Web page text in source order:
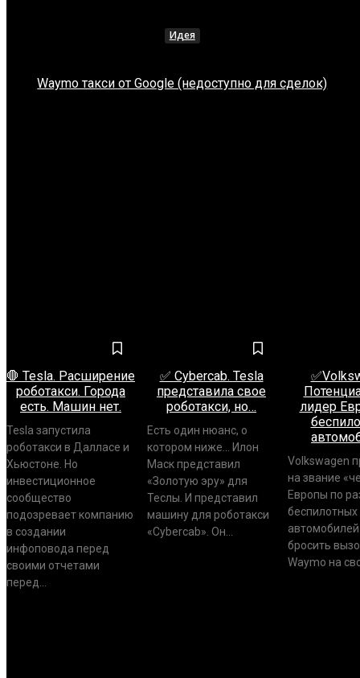
Идея
Waymo такси от Google (недоступно для сделок)
🛑 Tesla. Расширение
роботакси. Города
есть. Машин нет.
Tesla запустила
роботакси в Далласе и
Хьюстоне. Но
инвестиционное
сообщество
подозревает компанию
в создании
инфоповода перед
своими отчетами
перед...
✅ Cybercab. Tesla
представила свое
роботакси, но…
Есть один нюанс, о
котором ниже... Илон
Маск представил
«Золотую эру» для
Теслы. И представил
машину для роботакси
«Cybercab». Он...
лидер
Volkswagen
на звание
Европы по
беспилотных
автомобилей
бросить
Waymo на